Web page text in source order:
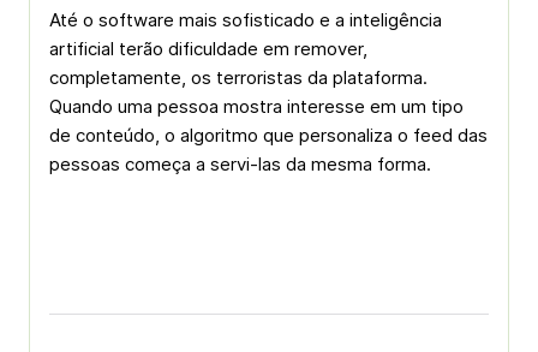
Até o software mais sofisticado e a inteligência
artificial terão dificuldade em remover,
completamente, os terroristas da plataforma.
Quando uma pessoa mostra interesse em um tipo
de conteúdo, o algoritmo que personaliza o feed das
pessoas começa a servi-las da mesma forma.